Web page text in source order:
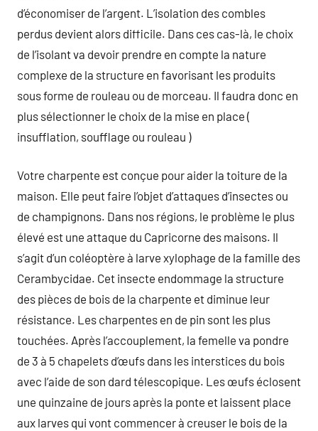
d’économiser de l’argent. L’isolation des combles
perdus devient alors difficile. Dans ces cas-là, le choix
de l’isolant va devoir prendre en compte la nature
complexe de la structure en favorisant les produits
sous forme de rouleau ou de morceau. Il faudra donc en
plus sélectionner le choix de la mise en place (
insufflation, soufflage ou rouleau )
Votre charpente est conçue pour aider la toiture de la
maison. Elle peut faire l’objet d’attaques d’insectes ou
de champignons. Dans nos régions, le problème le plus
élevé est une attaque du Capricorne des maisons. Il
s’agit d’un coléoptère à larve xylophage de la famille des
Cerambycidae. Cet insecte endommage la structure
des pièces de bois de la charpente et diminue leur
résistance. Les charpentes en de pin sont les plus
touchées. Après l’accouplement, la femelle va pondre
de 3 à 5 chapelets d’œufs dans les interstices du bois
avec l’aide de son dard télescopique. Les œufs éclosent
une quinzaine de jours après la ponte et laissent place
aux larves qui vont commencer à creuser le bois de la